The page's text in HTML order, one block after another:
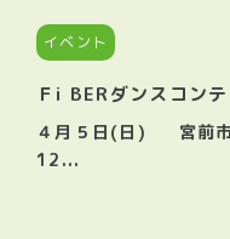
イベント
Ｆi BERダンスコン
４月５日(日) 宮
12...